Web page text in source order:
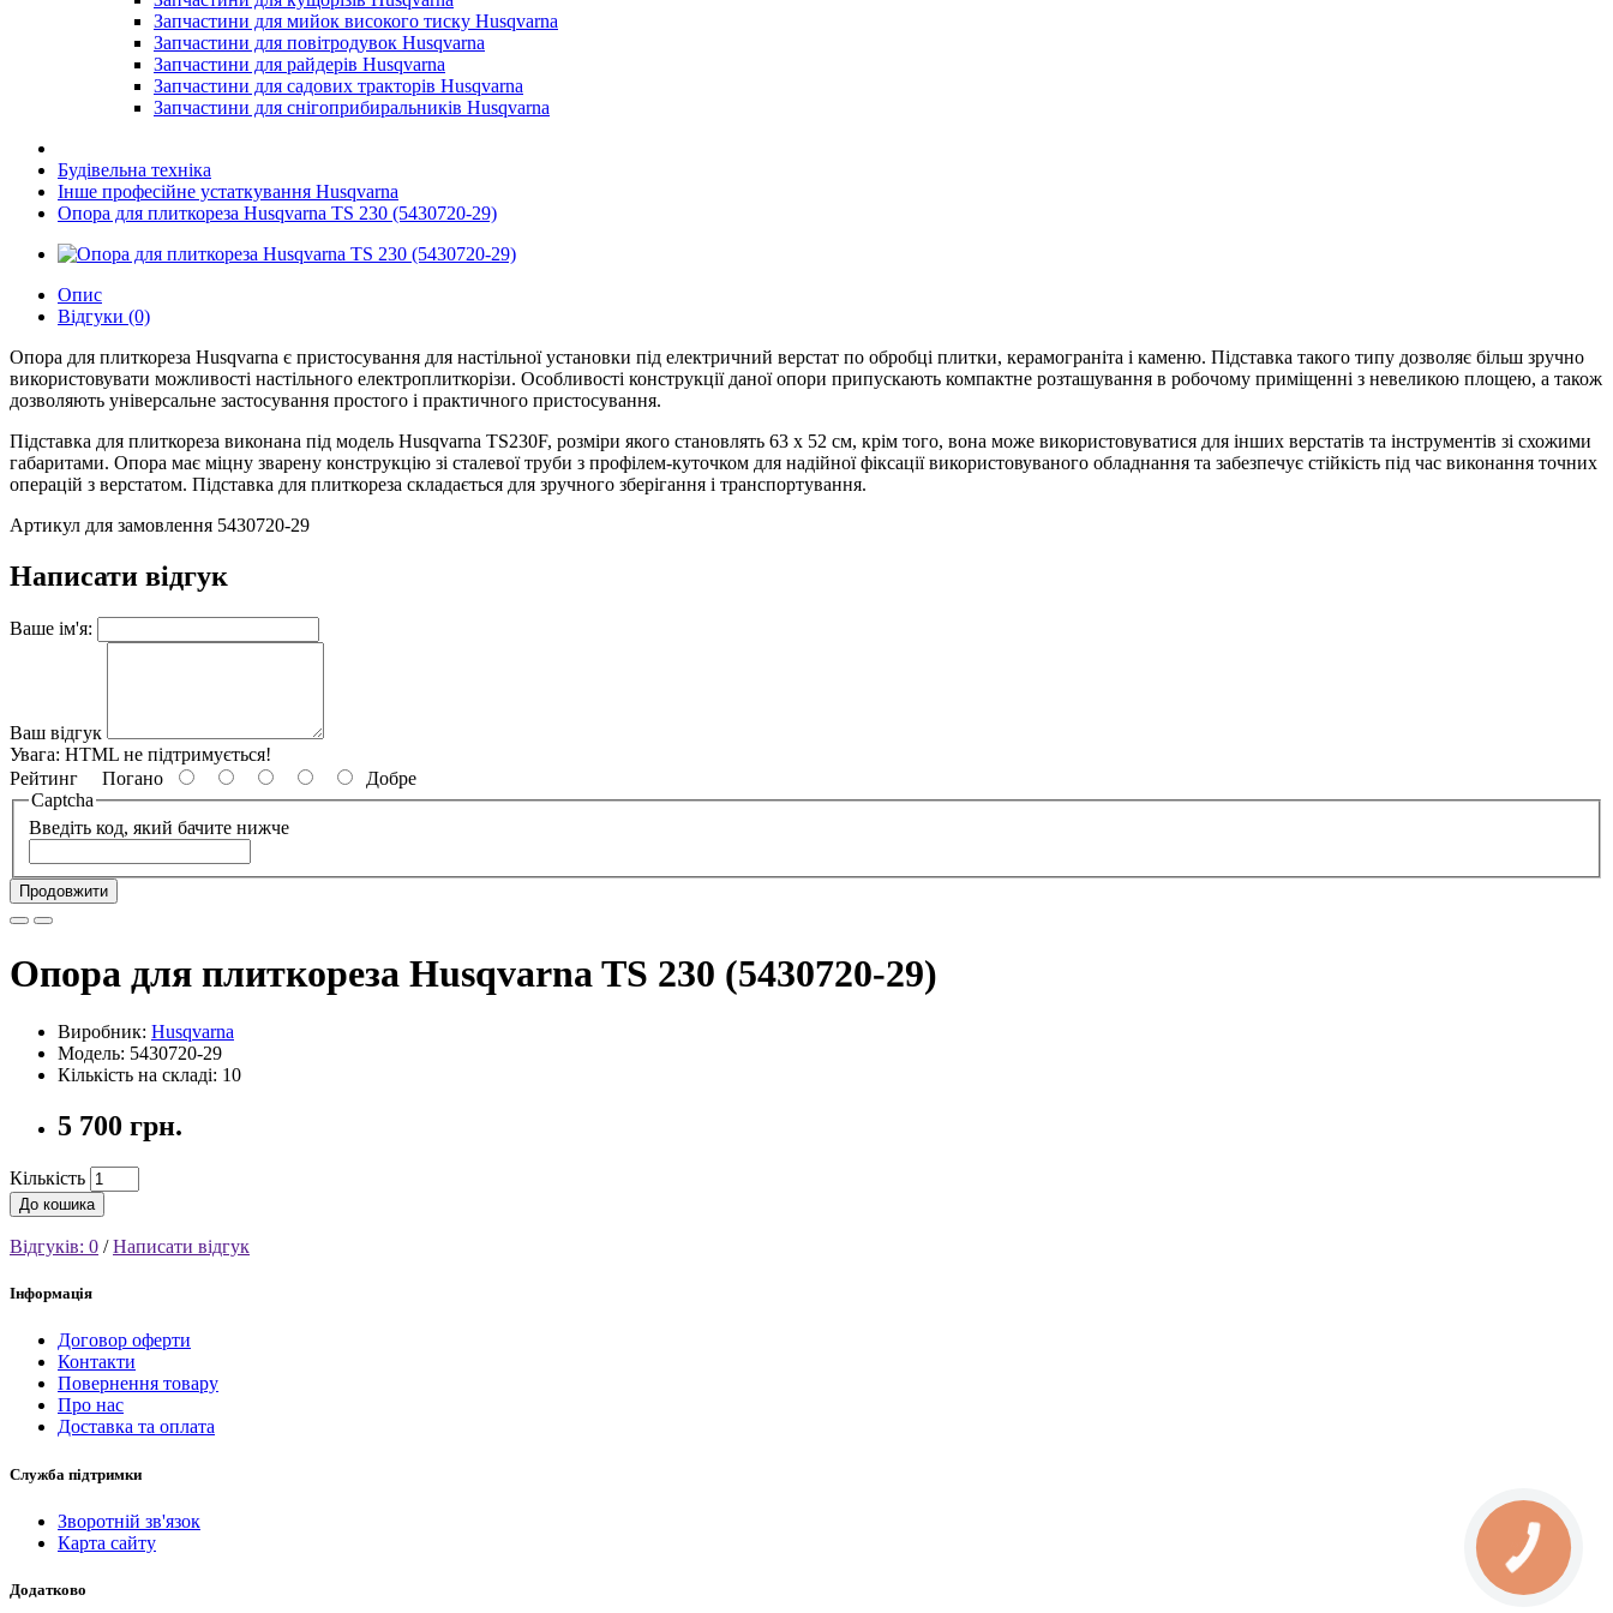
Запчастини для мийок високого тиску Husqvarna
Запчастини для повітродувок Husqvarna
Запчастини для райдерів Husqvarna
Запчастини для садових тракторів Husqvarna
Запчастини для снігоприбиральників Husqvarna
Будівельна техніка
Інше професійне устаткування Husqvarna
Опора для плиткореза Husqvarna TS 230 (5430720-29)
Опис
Відгуки (0)
Опора для плиткореза Husqvarna є пристосування для настільної установки під електричний верстат по обробці плитки, керамограніта і каменю. Підставка такого типу дозволяє більш зручно
використовувати можливості настільного електроплиткорізи. Особливості конструкції даної опори припускають компактне розташування в робочому приміщенні з невеликою площею, а також
дозволяють універсальне застосування простого і практичного пристосування.
Підставка для плиткореза виконана під модель Husqvarna TS230F, розміри якого становлять 63 х 52 см, крім того, вона може використовуватися для інших верстатів та інструментів зі схожими
габаритами. Опора має міцну зварену конструкцію зі сталевої труби з профілем-куточком для надійної фіксації використовуваного обладнання та забезпечує стійкість під час виконання точних
операцій з верстатом. Підставка для плиткореза складається для зручного зберігання і транспортування.
Артикул для замовлення 5430720-29
Написати відгук
Ваше ім'я:
Ваш відгук
Увага: HTML не підтримується!
Рейтинг Погано
Добре
Captcha
Введіть код, який бачите нижче
Продовжити
Опора для плиткореза Husqvarna TS 230 (5430720-29)
Виробник: Husqvarna
Модель: 5430720-29
Кількість на складі: 10
5 700 грн.
Кількість
До кошика
Відгуків: 0 /Написати відгук
Інформація
Договор оферти
Контакти
Повернення товару
Про нас
Доставка та оплата
Служба підтримки
Зворотній зв'язок
Карта сайту
Додатково